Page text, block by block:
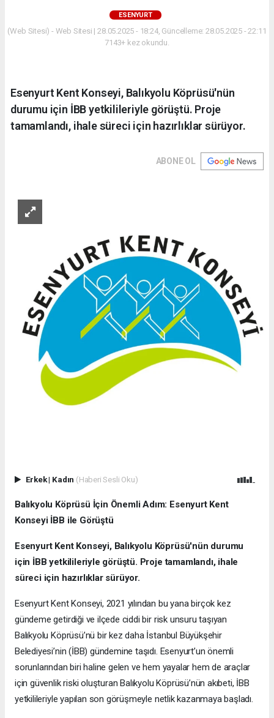
ESENYURT
(Web Sitesi) - Web Sitesi | 28.05.2025 - 18:24, Güncelleme: 28.05.2025 - 22:11
7143+ kez okundu.
Esenyurt Kent Konseyi, Balıkyolu Köprüsü'nün
durumu için İBB yetkilileriyle görüştü. Proje
tamamlandı, ihale süreci için hazırlıklar sürüyor.
ABONE OL
Erkek| Kadın (Haberi Sesli Oku)
Balıkyolu Köprüsü İçin Önemli Adım: Esenyurt Kent
Konseyi İBB ile Görüştü
Esenyurt Kent Konseyi, Balıkyolu Köprüsü'nün durumu
için İBB yetkilileriyle görüştü. Proje tamamlandı, ihale
süreci için hazırlıklar sürüyor.
Esenyurt Kent Konseyi, 2021 yılından bu yana birçok kez
gündeme getirdiği ve ilçede ciddi bir risk unsuru taşıyan
Balıkyolu Köprüsü’nü bir kez daha İstanbul Büyükşehir
Belediyesi’nin (İBB) gündemine taşıdı. Esenyurt’un önemli
sorunlarından biri haline gelen ve hem yayalar hem de araçlar
için güvenlik riski oluşturan Balıkyolu Köprüsü’nün akıbeti, İBB
yetkilileriyle yapılan son görüşmeyle netlik kazanmaya başladı.